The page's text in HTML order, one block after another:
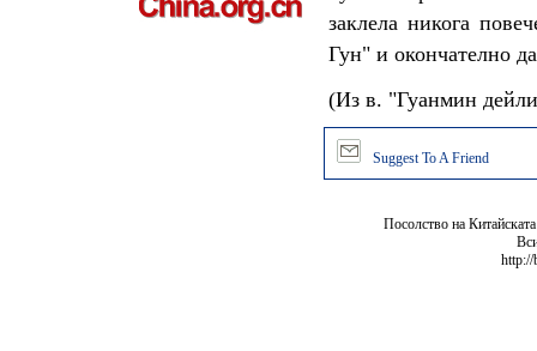
заклела никога
Гун" и окончателно
(Из в. "Гуанмин
Suggest To A Friend
Посолство на
http://